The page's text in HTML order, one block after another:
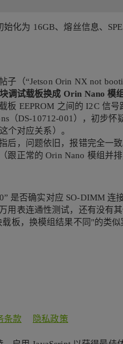
化为 16GB、熔丝信息、
子（“Jetson Orin NX not
调试载板换成 Orin Nano 模
板 EEPROM 之间的 I2C 信
（DS-10712-001），初步
个对应关系）。
后，问题依旧，报错完全一致
跟正常的 Orin Nano 模组并
是否确实对应 SO-DIMM 连
用表连通性测试，还有没有
板，换模组结果不同"的类似
条款 隐私政策